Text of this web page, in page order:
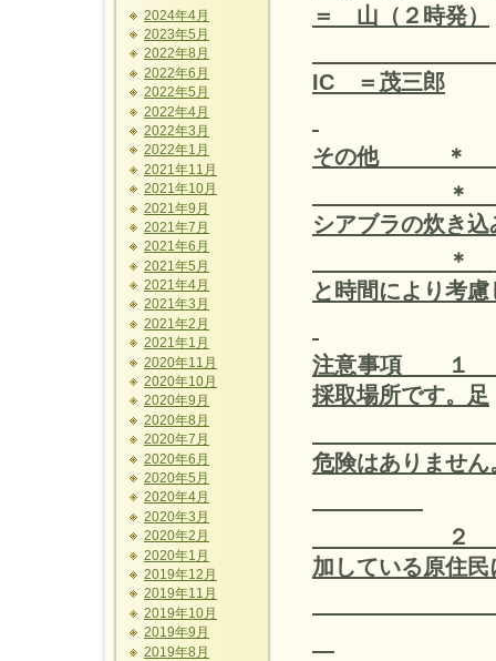
2024年4月
2023年5月
2022年8月
2022年6月
2022年5月
2022年4月
2022年3月
2022年1月
2021年11月
2021年10月
2021年9月
2021年7月
2021年6月
2021年5月
2021年4月
2021年3月
2021年2月
2021年1月
2020年11月
2020年10月
2020年9月
2020年8月
2020年7月
2020年6月
2020年5月
2020年4月
2020年3月
2020年2月
2020年1月
2019年12月
2019年11月
2019年10月
2019年9月
2019年8月
＝ 山（２時発）
IC ＝茂三郎
その他
シアブラの炊き
＊
と時間により考
注意事項 １
採取場所です。足
危険はありませ
２ 山菜に
加している原住